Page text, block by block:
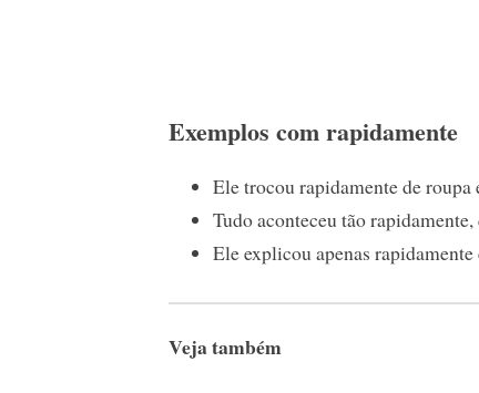
Exemplos com rapidamente
Ele trocou rapidamente de roupa
Tudo aconteceu tão
Ele explicou apenas
Veja também